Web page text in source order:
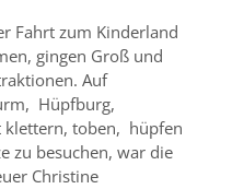
Fahrt zum Kinderland
gingen Groß und
Auf
Hüpfburg,
klettern, toben, hüpfen
zu besuchen, war die
Christine